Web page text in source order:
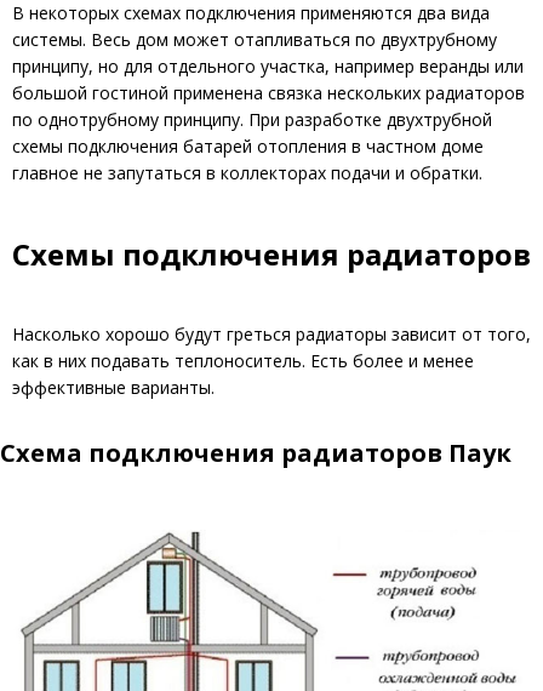
В некоторых схемах подключения применяются два вида
системы. Весь дом может отапливаться по двухтрубному
принципу, но для отдельного участка, например веранды или
большой гостиной применена связка нескольких радиаторов
по однотрубному принципу. При разработке двухтрубной
схемы подключения батарей отопления в частном доме
главное не запутаться в коллекторах подачи и обратки.
Схемы подключения радиаторов
Насколько хорошо будут греться радиаторы зависит от того,
как в них подавать теплоноситель. Есть более и менее
эффективные варианты.
Схема подключения радиаторов Паук